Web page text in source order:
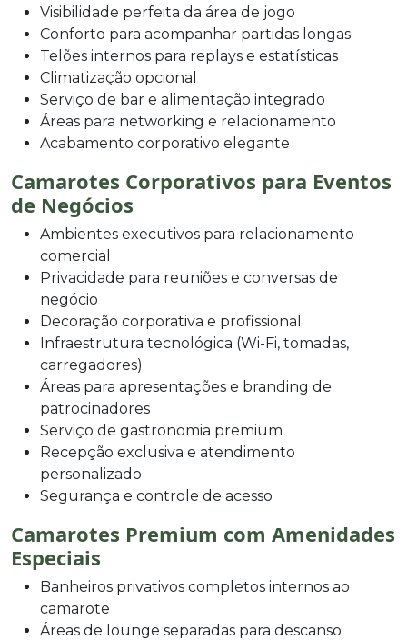
Visibilidade perfeita da área de jogo
Conforto para acompanhar partidas longas
Telões internos para replays e estatísticas
Climatização opcional
Serviço de bar e alimentação integrado
Áreas para networking e relacionamento
Acabamento corporativo elegante
Camarotes Corporativos para Eventos
de Negócios
Ambientes executivos para relacionamento
comercial
Privacidade para reuniões e conversas de
negócio
Decoração corporativa e profissional
Infraestrutura tecnológica (Wi-Fi, tomadas,
carregadores)
Áreas para apresentações e branding de
patrocinadores
Serviço de gastronomia premium
Recepção exclusiva e atendimento
personalizado
Segurança e controle de acesso
Camarotes Premium com Amenidades
Especiais
Banheiros privativos completos internos ao
camarote
Áreas de lounge separadas para descanso